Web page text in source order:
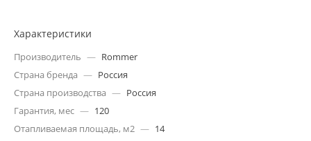
Характеристики
Производитель — Rommer
Страна бренда — Россия
Страна производства — Россия
Гарантия, мес — 120
Отапливаемая площадь, м2 — 14